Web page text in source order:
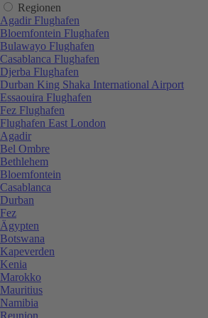
Regionen
Agadir Flughafen
Bloemfontein Flughafen
Bulawayo Flughafen
Casablanca Flughafen
Djerba Flughafen
Durban King Shaka International Airport
Essaouira Flughafen
Fez Flughafen
Flughafen East London
Agadir
Bel Ombre
Bethlehem
Bloemfontein
Casablanca
Durban
Fez
Ägypten
Botswana
Kapeverden
Kenia
Marokko
Mauritius
Namibia
Reunion